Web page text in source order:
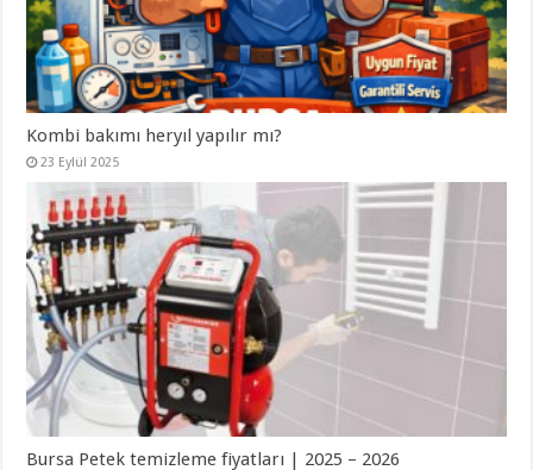
Kombi bakımı heryıl yapılır mı?
23 Eylül 2025
Bursa Petek temizleme fiyatları | 2025 – 2026